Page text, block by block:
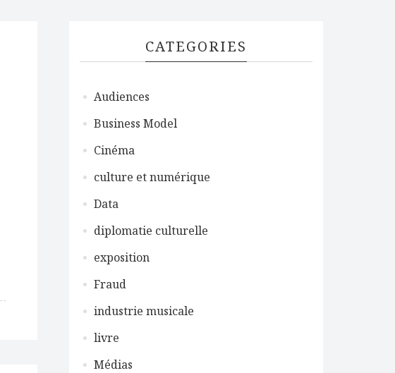
CATEGORIES
Audiences
Business Model
Cinéma
culture et numérique
Data
diplomatie culturelle
exposition
Fraud
industrie musicale
livre
Médias